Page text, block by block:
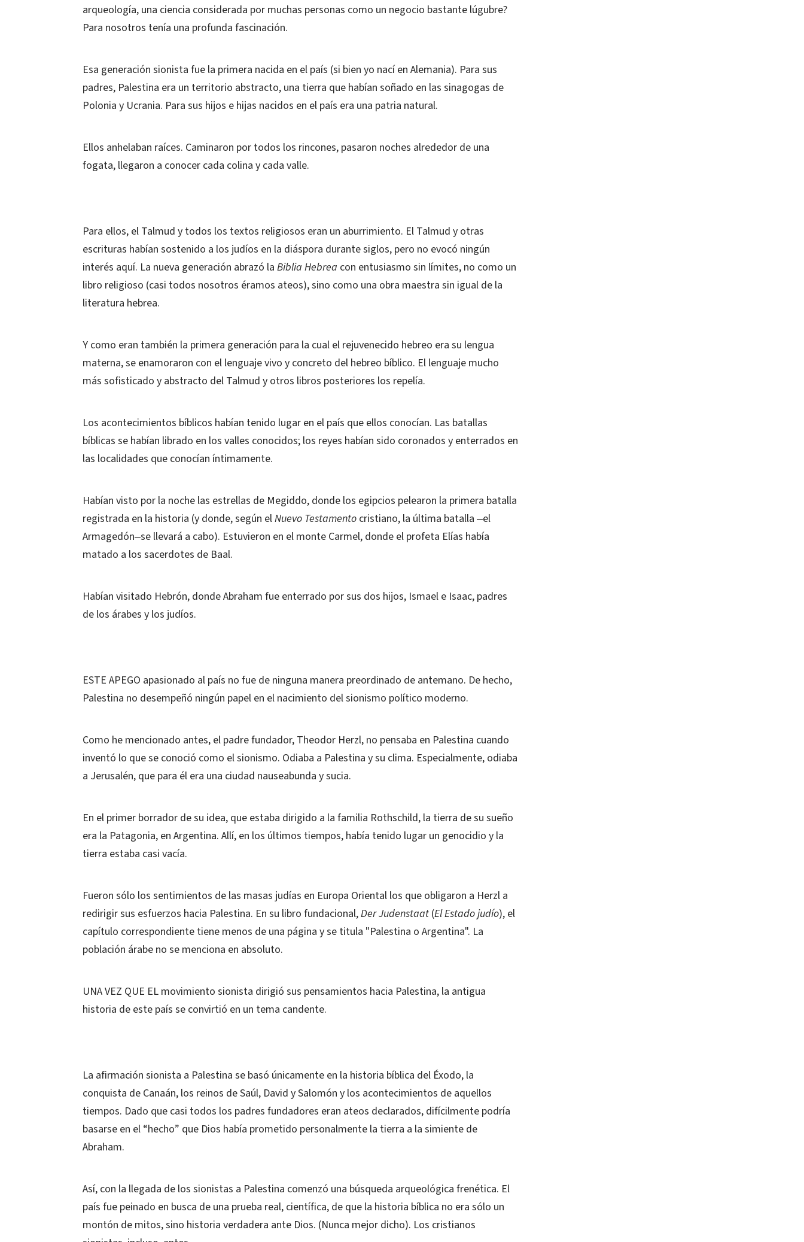
arqueología, una ciencia considerada por muchas personas como un negocio bastante lúgubre?
Para nosotros tenía una profunda fascinación.
Esa generación sionista fue la primera nacida en el país (si bien yo nací en Alemania). Para sus
padres, Palestina era un territorio abstracto, una tierra que habían soñado en las sinagogas de
Polonia y Ucrania. Para sus hijos e hijas nacidos en el país era una patria natural.
Ellos anhelaban raíces. Caminaron por todos los rincones, pasaron noches alrededor de una
fogata, llegaron a conocer cada colina y cada valle.
Para ellos, el Talmud y todos los textos religiosos eran un aburrimiento. El Talmud y otras
escrituras habían sostenido a los judíos en la diáspora durante siglos, pero no evocó ningún
interés aquí. La nueva generación abrazó la Biblia Hebrea con entusiasmo sin límites, no como un
libro religioso (casi todos nosotros éramos ateos), sino como una obra maestra sin igual de la
literatura hebrea.
Y como eran también la primera generación para la cual el rejuvenecido hebreo era su lengua
materna, se enamoraron con el lenguaje vivo y concreto del hebreo bíblico. El lenguaje mucho
más sofisticado y abstracto del Talmud y otros libros posteriores los repelía.
Los acontecimientos bíblicos habían tenido lugar en el país que ellos conocían. Las batallas
bíblicas se habían librado en los valles conocidos; los reyes habían sido coronados y enterrados en
las localidades que conocían íntimamente.
Habían visto por la noche las estrellas de Megiddo, donde los egipcios pelearon la primera batalla
registrada en la historia (y donde, según elNuevo Testamento cristiano, la última batalla ‒el
Armagedón‒se llevará a cabo). Estuvieron en el monte Carmel, donde el profeta Elías había
matado a los sacerdotes de Baal.
Habían visitado Hebrón, donde Abraham fue enterrado por sus dos hijos, Ismael e Isaac, padres
de los árabes y los judíos.
ESTE APEGO apasionado al país no fue de ninguna manera preordinado de antemano. De hecho,
Palestina no desempeñó ningún papel en el nacimiento del sionismo político moderno.
Como he mencionado antes, el padre fundador, Theodor Herzl, no pensaba en Palestina cuando
inventó lo que se conoció como el sionismo. Odiaba a Palestina y su clima. Especialmente, odiaba
a Jerusalén, que para él era una ciudad nauseabunda y sucia.
En el primer borrador de su idea, que estaba dirigido a la familia Rothschild, la tierra de su sueño
era la Patagonia, en Argentina. Allí, en los últimos tiempos, había tenido lugar un genocidio y la
tierra estaba casi vacía.
Fueron sólo los sentimientos de las masas judías en Europa Oriental los que obligaron a Herzl a
redirigir sus esfuerzos hacia Palestina. En su libro fundacional,Der Judenstaat (El Estado judío), el
capítulo correspondiente tiene menos de una página y se titula "Palestina o Argentina". La
población árabe no se menciona en absoluto.
UNA VEZ QUE EL movimiento sionista dirigió sus pensamientos hacia Palestina, la antigua
historia de este país se convirtió en un tema candente.
La afirmación sionista a Palestina se basó únicamente en la historia bíblica del Éxodo, la
conquista de Canaán, los reinos de Saúl, David y Salomón y los acontecimientos de aquellos
tiempos. Dado que casi todos los padres fundadores eran ateos declarados, difícilmente podría
basarse en el “hecho” que Dios había prometido personalmente la tierra a la simiente de
Abraham.
Así, con la llegada de los sionistas a Palestina comenzó una búsqueda arqueológica frenética. El
país fue peinado en busca de una prueba real, científica, de que la historia bíblica no era sólo un
montón de mitos, sino historia verdadera ante Dios. (Nunca mejor dicho). Los cristianos